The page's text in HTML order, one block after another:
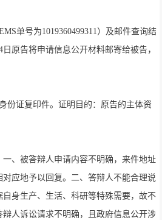
单号为1019360499311）及邮件查询结
原告将申请信息公开材料邮寄给被告，
份证复印件。证明目的：原告的主体资
、被答辩人申请内容不明确，来件地址
应地予以回复。二、答辩人不能合理说
身生产、生活、科研等特殊需要，故不
人诉讼请求不明确，且政府信息公开涉